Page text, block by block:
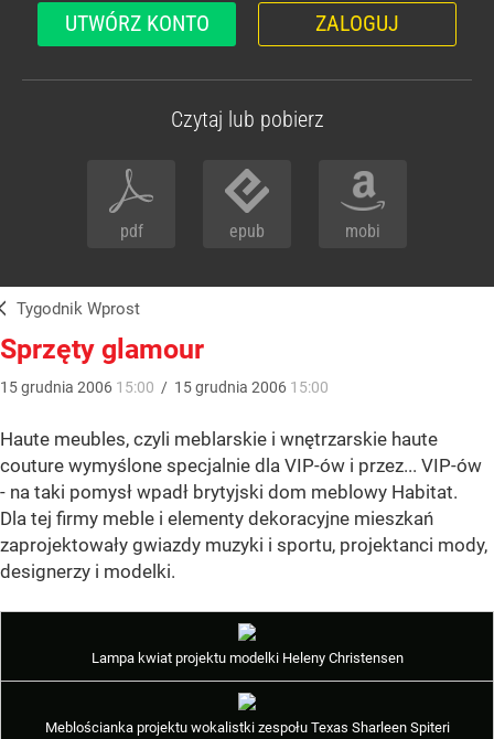
UTWÓRZ KONTO ZALOGUJ
Czytaj lub pobierz
pdf epub mobi
Tygodnik Wprost
Sprzęty glamour
15grudnia 2006 15:00 / 15grudnia 2006 15:00
Haute meubles, czyli meblarskie i wnętrzarskie haute
couture wymyślone specjalnie dla VIP-ów i przez... VIP-ów
- na taki pomysł wpadł brytyjski dom meblowy Habitat.
Dla tej firmy meble i elementy dekoracyjne mieszkań
zaprojektowały gwiazdy muzyki i sportu, projektanci mody,
designerzy i modelki.
Lampa kwiat projektu modelki Heleny Christensen
Meblościanka projektu wokalistki zespołu Texas Sharleen Spiteri